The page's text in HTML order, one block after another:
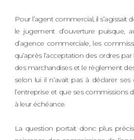
Pour l’agent commercial, il s’agissait
le jugement d’ouverture puisque,
d’agence commerciale, les
qu’après l’acceptation des ordres
des marchandises et le règlement
selon lui il n’avait pas à déclarer
l’entreprise et que ses commissions
à leur échéance.
La question portait donc plus